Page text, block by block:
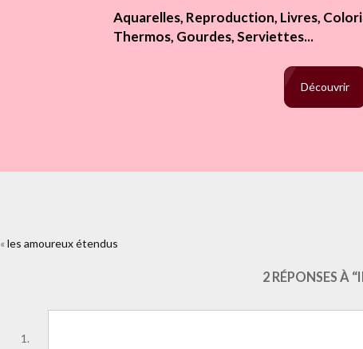
Aquarelles, Reproduction, Livres,
Thermos, Gourdes, Serviettes...
Découvrir
https://www.facebook.com/plugins/
«les amoureux étendus
2 RÉPONSES À